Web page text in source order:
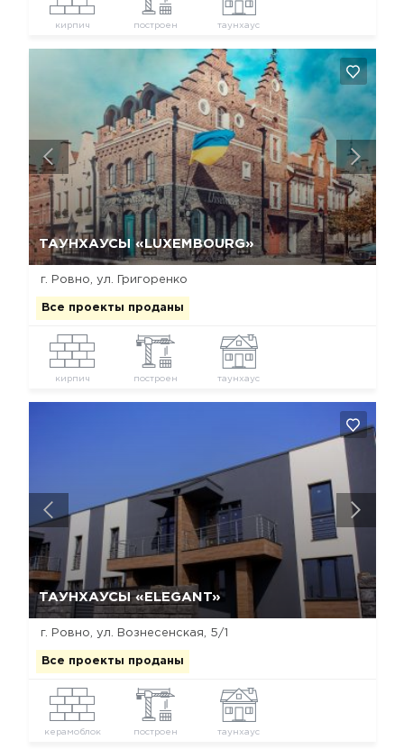
кирпич построен таунхаус
ТАУНХАУСЫ «LUXEMBOURG»
г. Ровно, ул. Григоренко
Все проекты проданы
кирпич построен таунхаус
Да, удалить Отмена
ТАУНХАУСЫ «ELEGANT»
г. Ровно, ул. Вознесенская, 5/1
Все проекты проданы
керамоблок построен таунхаус
Да, удалить